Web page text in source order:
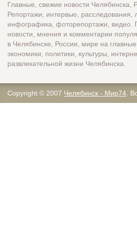
Главные, свежие новости Челябинска,
Репортажи, интервью, расследования,
инфографика, фоторепортажи, видео.
новости, мнения и комментарии
в Челябинске, России, мире на
экономики, политики, культуры,
развлекательной жизни Челябинска.
Copyright © 2007 Челябинск - Мир74 .